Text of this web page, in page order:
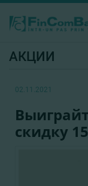
АКЦИИ
02.11.2021
скидку